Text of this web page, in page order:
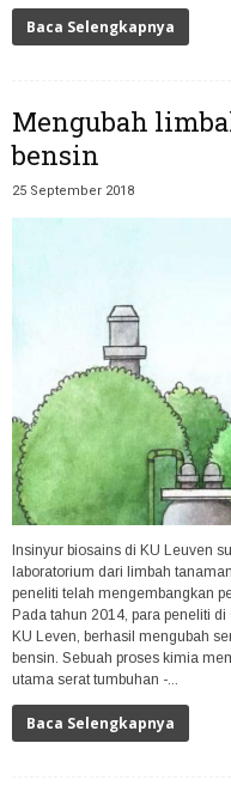
Baca Selengkapnya
Mengubah
bensin
25 September 2018
Insinyur biosains di KU Leuven
laboratorium dari limbah
peneliti telah mengembangkan
Pada tahun 2014, para peneliti
KU Leven, berhasil mengubah
bensin. Sebuah proses kimia
utama serat tumbuhan -...
Baca Selengkapnya